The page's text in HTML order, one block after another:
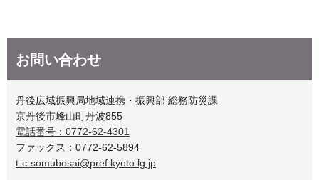
お問い合わせ
丹後広域振興局地域連携・振興部 総務防災課
京丹後市峰山町丹波855
電話番号：0772-62-4301
ファックス：0772-62-5894
t-c-somubosai@pref.kyoto.lg.jp